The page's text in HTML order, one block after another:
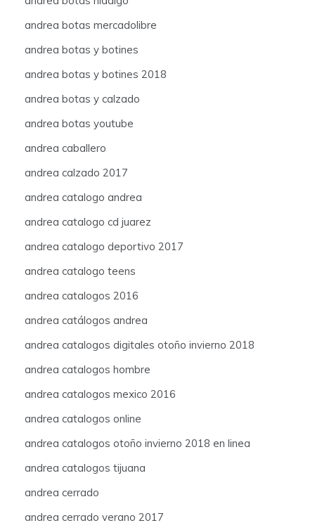
andrea botas mercadolibre
andrea botas y botines
andrea botas y botines 2018
andrea botas y calzado
andrea botas youtube
andrea caballero
andrea calzado 2017
andrea catalogo andrea
andrea catalogo cd juarez
andrea catalogo deportivo 2017
andrea catalogo teens
andrea catalogos 2016
andrea catálogos andrea
andrea catalogos digitales otoño invierno 2018
andrea catalogos hombre
andrea catalogos mexico 2016
andrea catalogos online
andrea catalogos otoño invierno 2018 en linea
andrea catalogos tijuana
andrea cerrado
andrea cerrado verano 2017